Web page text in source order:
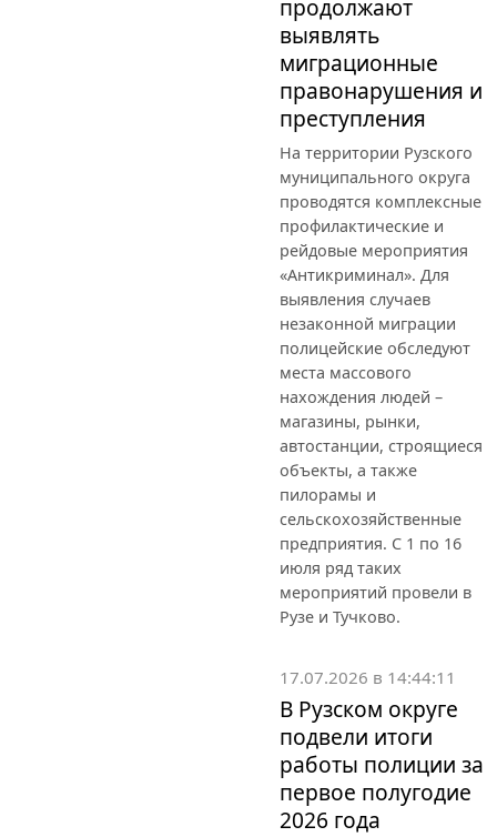
продолжают
выявлять
миграционные
правонарушения и
преступления
На территории Рузского
муниципального округа
проводятся комплексные
профилактические и
рейдовые мероприятия
«Антикриминал». Для
выявления случаев
незаконной миграции
полицейские обследуют
места массового
нахождения людей –
магазины, рынки,
автостанции, строящиеся
объекты, а также
пилорамы и
сельскохозяйственные
предприятия. С 1 по 16
июля ряд таких
мероприятий провели в
Рузе и Тучково.
17.07.2026 в 14:44:11
В Рузском округе
подвели итоги
работы полиции за
первое полугодие
2026 года